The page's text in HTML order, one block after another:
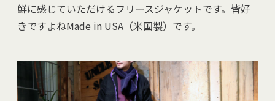
鮮に感じていただけるフリースジャケットです。皆好
きですよねMade in USA（米国製）です。